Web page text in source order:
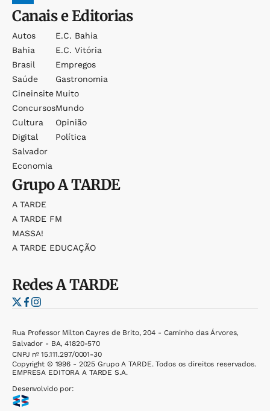
Canais e Editorias
Autos
Bahia
Brasil
Saúde
Cineinsite
Concursos
Cultura
Digital
Salvador
Economia
E.c. Bahia
E.c. Vitória
Empregos
Gastronomia
Muito
Mundo
Opinião
Política
GrupoA TARDE
A TARDE
A TARDE FM
MASSA!
A TARDE EDUCAÇÃO
RedesA TARDE
Rua Professor Milton Cayres de Brito, 204 - Caminho das Árvores,
Salvador - BA, 41820-570
CNPJ nº 15.111.297/0001-30
Copyright © 1996 - 2025 Grupo A TARDE. Todos os direitos reservados.
EMPRESA EDITORA A TARDE S.A.
Desenvolvido por: